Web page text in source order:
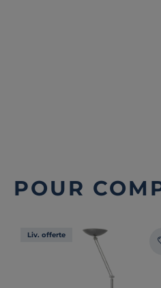
POUR
Liv. offerte